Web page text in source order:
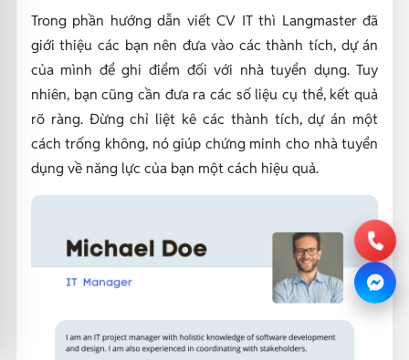
Trong phần hướng dẫn viết CV IT thì Langmaster đã
giới thiệu các bạn nên đưa vào các thành tích, dự án
của mình để ghi điểm đối với nhà tuyển dụng. Tuy
nhiên, bạn cũng cần đưa ra các số liệu cụ thể, kết quả
rõ ràng. Đừng chỉ liệt kê các thành tích, dự án một
cách trống không, nó giúp chứng minh cho nhà tuyển
dụng về năng lực của bạn một cách hiệu quả.